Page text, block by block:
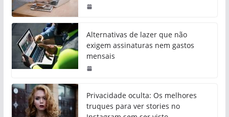
Alternativas de lazer que não
exigem assinaturas nem gastos
mensais
Privacidade oculta: Os melhores
truques para ver stories no